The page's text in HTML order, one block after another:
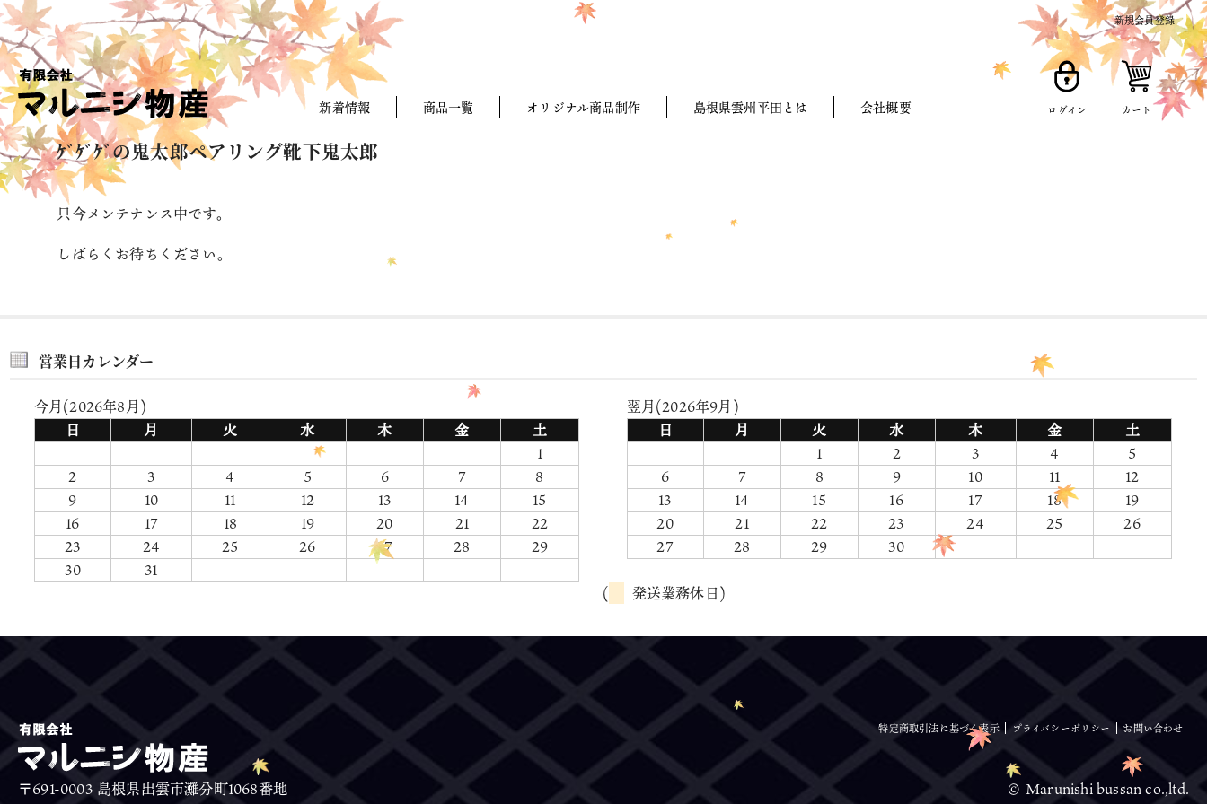
新着情報 商品一覧 オリジナル商品制作 島根県雲州平田とは 会社概要
新規会員登録
ログイン カート
ｹﾞｹﾞｹﾞの鬼太郎ペアリング靴下鬼太郎
只今メンテナンス中です。
しばらくお待ちください。
営業日カレンダー
今月(2026年8月)
日
月 火 水 木 金
土
1
2
3 4 5 6 7
8
9
10 11 12 13 14
15
16
17 18 19 20 21
22
23
24 25 26 27 28
29
30
31
翌月(2026年9月)
日
月 火 水 木 金
土
1
2 3 4
5
6
7 8 9 10 11
12
13
14 15 16 17 18
19
20
21 22 23 24 25
26
27
28 29 30
( 発送業務休日)
〒691-0003 島根県出雲市灘分町1068番地
特定商取引法に基づく表示 プライバシーポリシー お問い合わせ
© Marunishi bussan co.,ltd.